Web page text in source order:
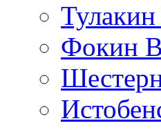
Фокин